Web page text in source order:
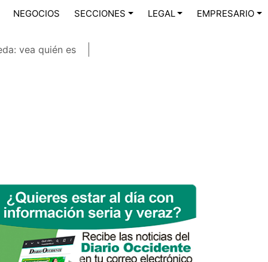
NEGOCIOS SECCIONES LEGAL EMPRESARIO
vea quién es